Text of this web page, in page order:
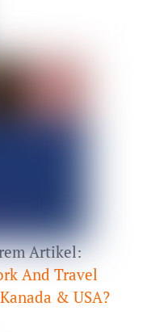
Artikel:
And Travel
& USA?